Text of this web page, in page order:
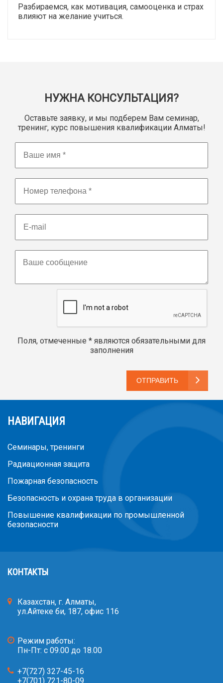
Разбираемся, как мотивация, самооценка и страх
влияют на желание учиться.
НУЖНА КОНСУЛЬТАЦИЯ?
Оставьте заявку, и мы подберем Вам семинар,
тренинг, курс повышения квалификации Алматы!
Поля, отмеченные * являются обязательными для
заполнения
ОТПРАВИТЬ
НАВИГАЦИЯ
Семинары, тренинги
Радиационная защита
Пожарная безопасность
Безопасность и охрана труда в организации
Повышение квалификации по промышленной
безопасности
КОНТАКТЫ
Казахстан, г. Алматы,
ул.Айтеке би, 187, офис 116
Режим работы:
Пн-Пт: с 09.00 до 18.00
+7(727) 327-45-16
+7(701) 721-80-09